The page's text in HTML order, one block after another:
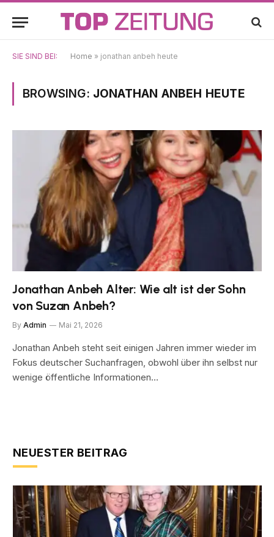
SIE SIND BEI: Home » jonathan anbeh heute
BROWSING: JONATHAN ANBEH HEUTE
Jonathan Anbeh Alter: Wie alt ist der Sohn
von Suzan Anbeh?
By Admin Mai 21, 2026
Jonathan Anbeh steht seit einigen Jahren immer wieder im
Fokus deutscher Suchanfragen, obwohl über ihn selbst nur
wenige öffentliche Informationen…
NEUESTER BEITRAG